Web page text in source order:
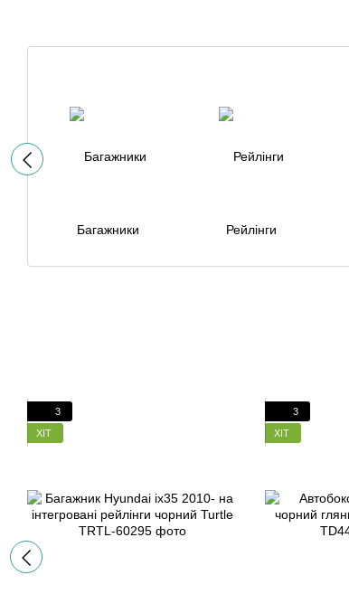
Багажники Рейлінги
3
ХІТ
3
ХІТ